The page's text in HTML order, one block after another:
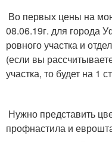
Во первых цены на
08.06.19г. для города
ровного участка и
(если вы
участка, то будет на 1
Нужно представить
профнастила и